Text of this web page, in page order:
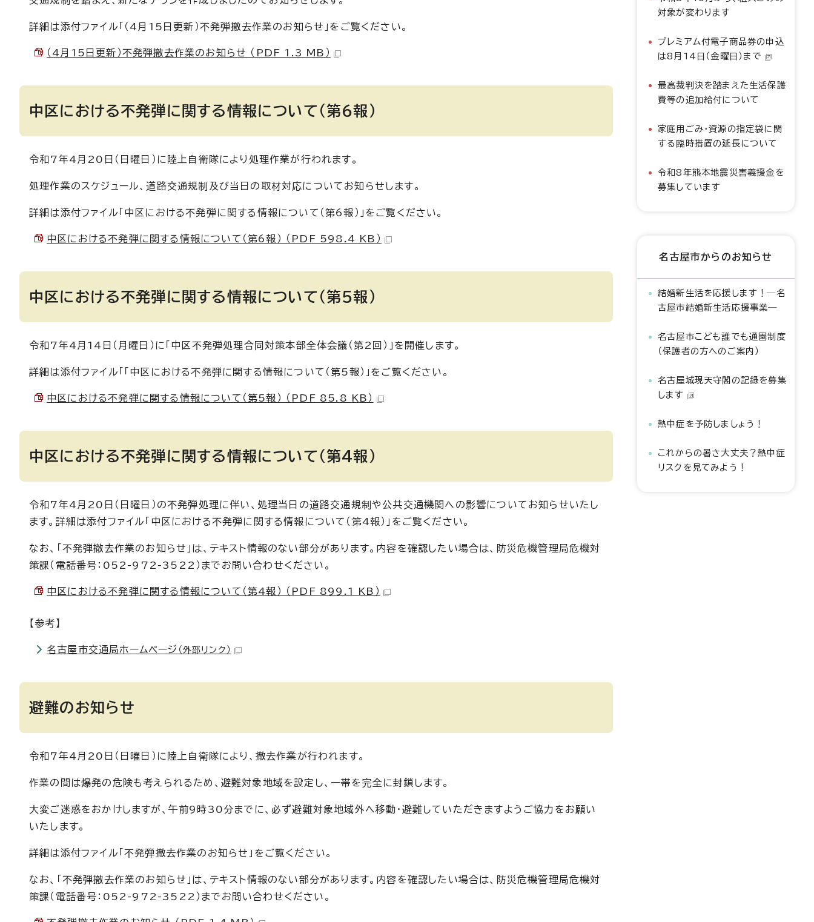
詳細は添付ファイル「（4月15日更新）不発弾撤去作業のお知らせ」をご覧ください。
（4月15日更新）不発弾撤去作業のお知らせ （PDF 1.3 MB）
中区における不発弾に関する情報について（第6報）
令和7年4月20日（日曜日）に陸上自衛隊により処理作業が行われます。
処理作業のスケジュール、道路交通規制及び当日の取材対応についてお知らせします。
詳細は添付ファイル「中区における不発弾に関する情報について（第6報）」をご覧ください。
中区における不発弾に関する情報について（第6報） （PDF 598.4 KB）
中区における不発弾に関する情報について（第5報）
令和7年4月14日（月曜日）に「中区不発弾処理合同対策本部全体会議（第2回）」を開催します。
詳細は添付ファイル「「中区における不発弾に関する情報について（第5報）」をご覧ください。
中区における不発弾に関する情報について（第5報） （PDF 85.8 KB）
中区における不発弾に関する情報について（第4報）
令和7年4月20日（日曜日）の不発弾処理に伴い、処理当日の道路交通規制や公共交通機関への影響についてお知らせいたし
ます。詳細は添付ファイル「中区における不発弾に関する情報について（第4報）」をご覧ください。
なお、「不発弾撤去作業のお知らせ」は、テキスト情報のない部分があります。内容を確認したい場合は、防災危機管理局危機対
策課（電話番号：052-972-3522）までお問い合わせください。
中区における不発弾に関する情報について（第4報） （PDF 899.1 KB）
【参考】
名古屋市交通局ホームページ （外部リンク）
避難のお知らせ
令和7年4月20日（日曜日）に陸上自衛隊により、撤去作業が行われます。
作業の間は爆発の危険も考えられるため、避難対象地域を設定し、一帯を完全に封鎖します。
大変ご迷惑をおかけしますが、午前9時30分までに、必ず避難対象地域外へ移動・避難していただきますようご協力をお願い
いたします。
詳細は添付ファイル「不発弾撤去作業のお知らせ」をご覧ください。
なお、「不発弾撤去作業のお知らせ」は、テキスト情報のない部分があります。内容を確認したい場合は、防災危機管理局危機対
策課（電話番号：052-972-3522）までお問い合わせください。
対象が変わります
プレミアム付電子商品券の申込
は8月14日（金曜日）まで
最高裁判決を踏まえた生活保護
費等の追加給付について
家庭用ごみ・資源の指定袋に関
する臨時措置の延長について
令和8年熊本地震災害義援金を
募集しています
名古屋市からのお知らせ
結婚新生活を応援します！―名
古屋市結婚新生活応援事業―
名古屋市こども誰でも通園制度
（保護者の方へのご案内）
名古屋城現天守閣の記録を募集
します
熱中症を予防しましょう！
これからの暑さ大丈夫？熱中症
リスクを見てみよう！